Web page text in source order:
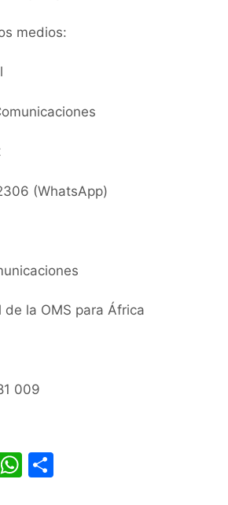
medios:
(WhatsApp)
de la OMS para África
009
W